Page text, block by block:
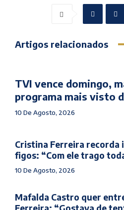
Artigos relacionados
TVI vence domingo,
programa mais visto
10 De Agosto, 2026
Cristina Ferreira recorda
figos: “Com ele trago
10 De Agosto, 2026
Mafalda Castro quer